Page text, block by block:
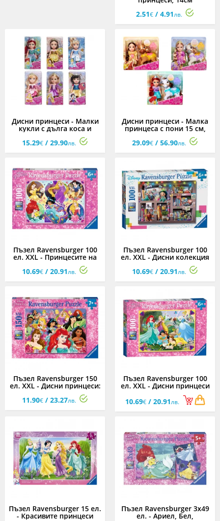
2.51€ / 4.91лв.
Дисни принцеси - Малки
кукли с дълга коса и
аксесоари 15 см,
асортимент
15.29€ / 29.90лв.
Дисни принцеси - Малка
принцеса с пони 15 см,
29.09€ / 56.90лв.
Пъзел Ravensburger 100
ел. XXL - Принцесите на
10.69€ / 20.91лв.
Пъзел Ravensburger 100
ел. XXL - Дисни колекция
10.69€ / 20.91лв.
Пъзел Ravensburger 150
ел. XXL - Дисни принцеси:
Мечтите се сбъдват
11.90€ / 23.27лв.
Пъзел Ravensburger 100
ел. XXL - Дисни принцеси
10.69€/ 20.91лв.
Пъзел Ravensburger 15 ел.
- Красивите принцеси
Пъзел Ravensburger 3x49
ел. - Ариел, Бел,